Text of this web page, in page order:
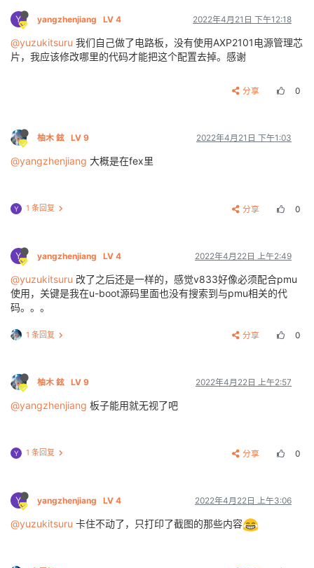
Y yangzhenjiang LV 4 2022年4月21日 下午12:18
@yuzukitsuru 我们自己做了电路板，没有使用AXP2101电源管理芯
片，我应该修改哪里的代码才能把这个配置去掉。感谢
分享 0
柚木 鉉 LV 9 2022年4月21日 下午1:03
@yangzhenjiang 大概是在fex里
Y 1 条回复 分享 0
Y yangzhenjiang LV 4 2022年4月22日 上午2:49
@yuzukitsuru 改了之后还是一样的，感觉v833好像必须配合pmu
使用，关键是我在u-boot源码里面也没有搜索到与pmu相关的代
码。。。
1 条回复 分享 0
柚木 鉉 LV 9 2022年4月22日 上午2:57
@yangzhenjiang 板子能用就无视了吧
Y 1 条回复 分享 0
Y yangzhenjiang LV 4 2022年4月22日 上午3:06
@yuzukitsuru 卡住不动了，只打印了截图的那些内容